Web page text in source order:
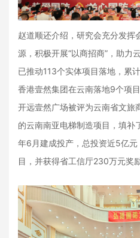
赵道顺还介绍，研究会充分发挥
源，积极开展“以商招商”，助力
已推动113个实体项目落地，累
香港壹然集团在云南落地9个项
开远壹然广场被评为云南省文旅
的云南南亚电梯制造项目，填补
年6月建成投产，总投资近5亿
目，并获得省工信厅230万元奖励